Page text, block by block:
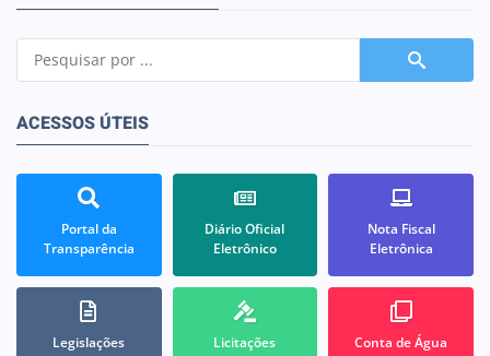
ACESSOS ÚTEIS
Portal da
Transparência
Diário Oficial
Eletrônico
Nota Fiscal
Eletrônica
Legislações
Licitações
Conta de Água